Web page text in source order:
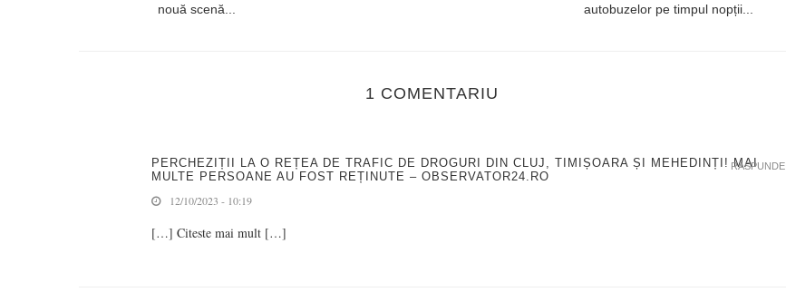
nouă scenă...
autobuzelor pe timpul nopții...
1 COMENTARIU
PERCHEZIȚII LA O REȚEA DE TRAFIC DE DROGURI DIN CLUJ, TIMIȘOARA ȘI MEHEDINȚI! MAI
MULTE PERSOANE AU FOST REȚINUTE – OBSERVATOR24.RO
12/10/2023 - 10:19
[…] Citeste mai mult […]
RASPUNDE